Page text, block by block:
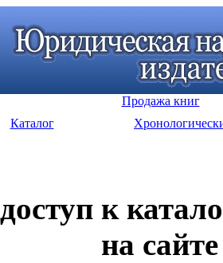
Продажа книг
Каталог
к
на